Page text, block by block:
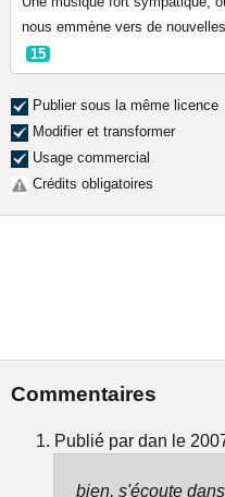
nous emmène vers de
15
Publier sous la même licence
Modifier et transformer
Usage commercial
Crédits obligatoires
Commentaires
Publié par dan le
bien, s'écoute